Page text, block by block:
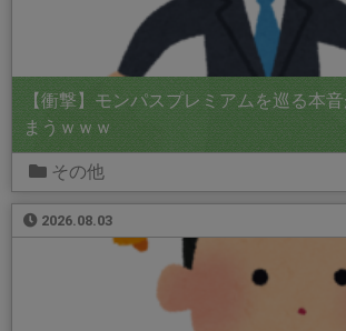
【衝撃】モンパスプレミアムを巡る本
まうｗｗｗ
その他
2026.08.03